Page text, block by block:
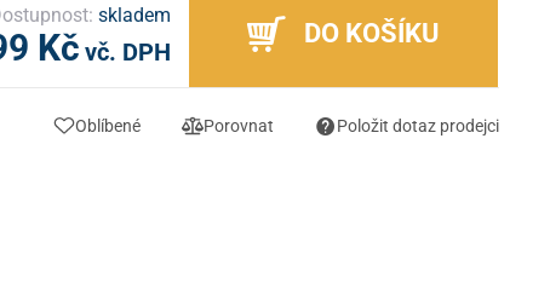
skladem
Kč vč. DPH
DO KOŠÍKU
Oblíbené Porovnat Položit dotaz prodejci